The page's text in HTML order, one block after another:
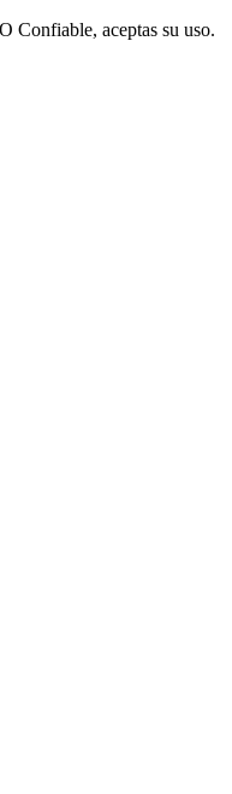
Confiable, aceptas su uso.